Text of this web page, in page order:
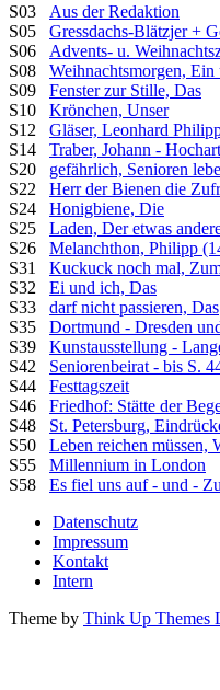
S03 Aus der Redaktion
S05 Gressdachs-Blätzjer +
S06 Advents- u.
S08 Weihnachtsmorgen,
S09 Fenster zur Stille, Das
S10 Krönchen, Unser
S12 Gläser, Leonhard
S14 Traber, Johann -
S20 gefährlich, Senioren
S22 Herr der Bienen die
S24 Honigbiene, Die
S25 Laden, Der etwas
S26 Melanchthon, Philipp
S31 Kuckuck noch mal,
S32 Ei und ich, Das
S33 darf nicht passieren, Das
S35 Dortmund - Dresden
S39 Kunstausstellung -
S42 Seniorenbeirat - bis S.
S44 Festtagszeit
S46 Friedhof: Stätte der
S48 St. Petersburg,
S50 Leben reichen müssen,
S55 Millennium in London
S58 Es fiel uns auf - und -
Datenschutz
Impressum
Kontakt
Intern
Theme by Think Up Themes